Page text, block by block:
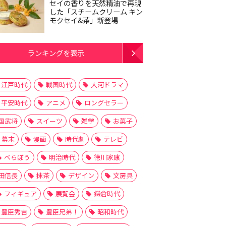
セイの香りを天然精油で再現
した「スチームクリーム キン
モクセイ&茶」新登場
ランキングを表示
江戸時代 戦国時代
大河ドラマ
平安時代
アニメ
ロングセラー
武将
スイーツ 雑学
お菓子
幕末
漫画 時代劇
テレビ
べらぼう
明治時代
徳川家康
信長
抹茶 デザイン
文房具
フィギュア
展覧会
鎌倉時代
豊臣秀吉
豊臣兄弟！
昭和時代